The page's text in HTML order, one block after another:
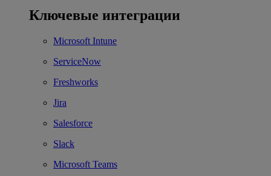
Ключевые интеграции
Microsoft Intune
ServiceNow
Freshworks
Jira
Salesforce
Slack
Microsoft Teams